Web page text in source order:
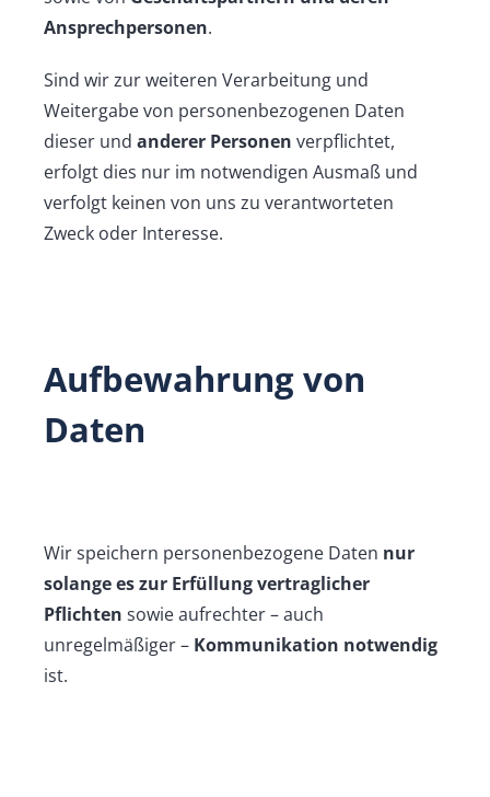
Ansprechpersonen.
Sind wir zur weiteren Verarbeitung und
Weitergabe von personenbezogenen Daten
dieser und anderer Personen verpflichtet,
erfolgt dies nur im notwendigen Ausmaß und
verfolgt keinen von uns zu verantworteten
Zweck oder Interesse.
Aufbewahrung von
Daten
Wir speichern personenbezogene Daten nur
solange es zur Erfüllung vertraglicher
Pflichten sowie aufrechter – auch
unregelmäßiger – Kommunikation notwendig
ist.